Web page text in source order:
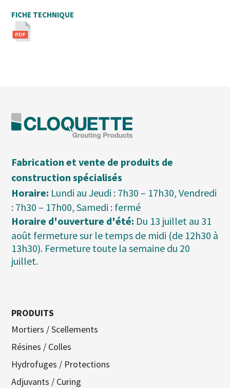
FICHE TECHNIQUE
Fabrication et vente de produits de
construction spécialisés
Horaire: Lundi au Jeudi : 7h30 – 17h30, Vendredi
: 7h30 – 17h00, Samedi : fermé
Horaire d'ouverture d'été: Du 13 juillet au 31
août fermeture sur le temps de midi (de 12h30 à
13h30). Fermeture toute la semaine du 20
juillet.
PRODUITS
Mortiers / Scellements
Résines / Colles
Hydrofuges / Protections
Adjuvants / Curing